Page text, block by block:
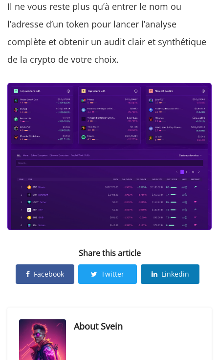
Il ne vous reste plus qu’à entrer le nom ou
l’adresse d’un token pour lancer l’analyse
complète et obtenir un audit clair et synthétique
de la crypto de votre choix.
Share this article
Facebook Twitter Linkedin
About Svein